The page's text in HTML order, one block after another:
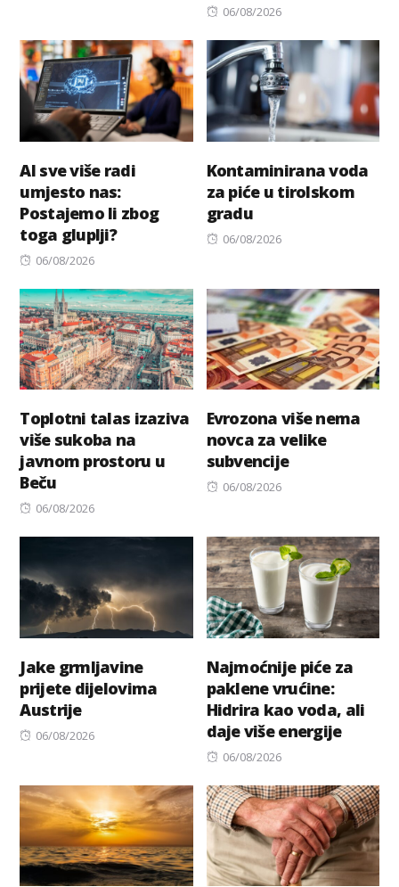
Posted
06/08/2026
AI sve više radi
umjesto nas:
Postajemo li zbog
toga gluplji?
Posted
06/08/2026
Kontaminirana voda
za piće u tirolskom
gradu
Posted
06/08/2026
Toplotni talas izaziva
više sukoba na
javnom prostoru u
Beču
Posted
06/08/2026
Evrozona više nema
novca za velike
subvencije
Posted
06/08/2026
Jake grmljavine
prijete dijelovima
Austrije
Posted
06/08/2026
Najmoćnije piće za
paklene vrućine:
Hidrira kao voda, ali
daje više energije
Posted
06/08/2026